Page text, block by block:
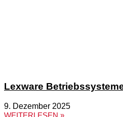
Lexware
9. Dezember 2025